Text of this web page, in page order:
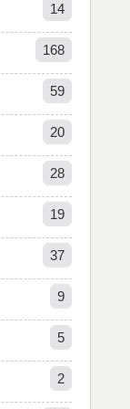
14
168
59
20
28
19
37
9
5
2